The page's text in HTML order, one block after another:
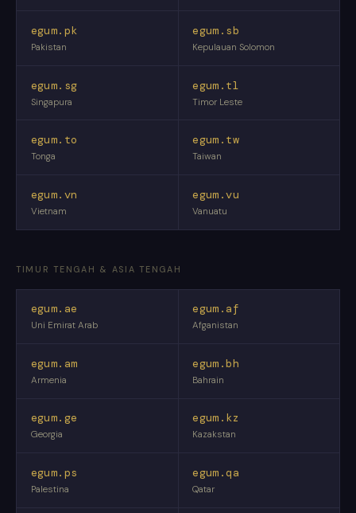
egum.pk
Pakistan
egum.sb
Kepulauan Solomon
egum.sg
Singapura
egum.tl
Timor Leste
egum.to
Tonga
egum.tw
Taiwan
egum.vn
Vietnam
egum.vu
Vanuatu
TIMUR TENGAH & ASIA TENGAH
egum.ae
Uni Emirat Arab
egum.af
Afganistan
egum.am
Armenia
egum.bh
Bahrain
egum.ge
Georgia
egum.kz
Kazakstan
egum.ps
Palestina
egum.qa
Qatar